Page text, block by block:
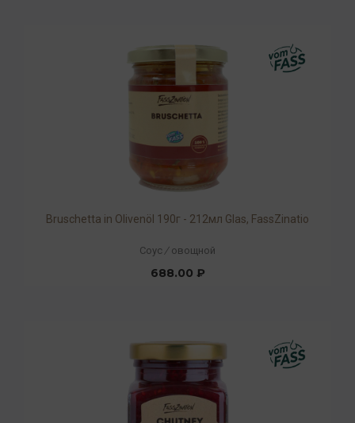
Bruschetta in Olivenöl 190г - 212мл Glas, FassZinatio
Соус / овощной
688.00 ₽